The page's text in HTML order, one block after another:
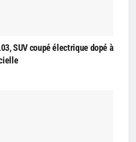
SUV coupé électrique dopé à